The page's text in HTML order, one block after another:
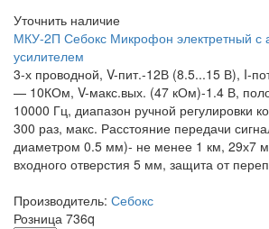
Уточнить наличие
МКУ-2П Себокс Микрофон электретный с
усилителем
3-х проводной, V-пит.-12В (8.5...15 В), I-
— 10КОм, V-макс.вых. (47 кОм)-1.4 В,
10000 Гц, диапазон ручной регулировки
300 раз, макс. Расстояние передачи
диаметром 0.5 мм)- не менее 1 км, 29х7
входного отверстия 5 мм, защита от
Производитель: Себокс
Розница 736q